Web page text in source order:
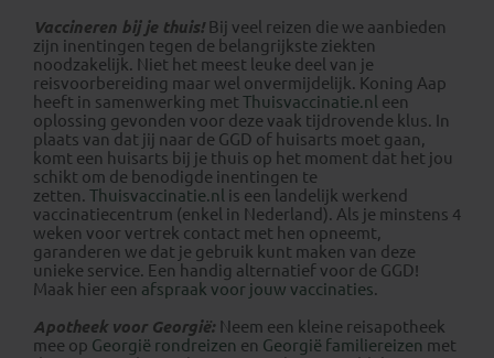
Vaccineren bij je thuis! Bij veel reizen die we aanbieden
zijn inentingen tegen de belangrijkste ziekten
noodzakelijk. Niet het meest leuke deel van je
reisvoorbereiding maar wel onvermijdelijk. Koning Aap
heeft in samenwerking met Thuisvaccinatie.nl een
oplossing gevonden voor deze vaak tijdrovende klus. In
plaats van dat jij naar de GGD of huisarts moet gaan,
komt een huisarts bij je thuis op het moment dat het jou
schikt om de benodigde inentingen te
zetten. Thuisvaccinatie.nl is een landelijk werkend
vaccinatiecentrum (enkel in Nederland). Als je minstens 4
weken voor vertrek contact met hen opneemt,
garanderen we dat je gebruik kunt maken van deze
unieke service. Een handig alternatief voor de GGD!
Maak hier een afspraak voor jouw vaccinaties.
Apotheek voor Georgië: Neem een kleine reisapotheek
mee op Georgië rondreizen en Georgië familiereizen met